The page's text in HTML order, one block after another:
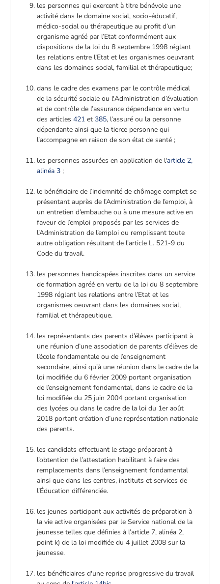
les personnes qui exercent à titre bénévole une
activité dans le domaine social, socio-éducatif,
médico-social ou thérapeutique au profit d’un
organisme agréé par l’Etat conformément aux
dispositions de la loi du 8 septembre 1998 réglant
les relations entre l’Etat et les organismes oeuvrant
dans les domaines social, familial et thérapeutique;
dans le cadre des examens par le contrôle médical
de la sécurité sociale ou l'Administration d’évaluation
et de contrôle de l’assurance dépendance en vertu
des articles421 et385, l’assuré ou la personne
dépendante ainsi que la tierce personne qui
l’accompagne en raison de son état de santé ;
les personnes assurées en application de l'article 2,
alinéa 3 ;
le bénéficiaire de l’indemnité de chômage complet se
présentant auprès de l’Administration de l’emploi, à
un entretien d’embauche ou à une mesure active en
faveur de l’emploi proposés par les services de
l’Administration de l’emploi ou remplissant toute
autre obligation résultant de l’article L. 521-9 du
Code du travail.
les personnes handicapées inscrites dans un service
de formation agréé en vertu de la loi du 8 septembre
1998 réglant les relations entre l’Etat et les
organismes oeuvrant dans les domaines social,
familial et thérapeutique.
les représentants des parents d’élèves participant à
une réunion d’une association de parents d’élèves de
l’école fondamentale ou de l’enseignement
secondaire, ainsi qu’à une réunion dans le cadre de la
loi modifiée du 6 février 2009 portant organisation
de l’enseignement fondamental, dans le cadre de la
loi modifiée du 25 juin 2004 portant organisation
des lycées ou dans le cadre de la loi du 1er août
2018 portant création d’une représentation nationale
des parents.
les candidats effectuant le stage préparant à
l’obtention de l’attestation habilitant à faire des
remplacements dans l’enseignement fondamental
ainsi que dans les centres, instituts et services de
l’Éducation différenciée.
les jeunes participant aux activités de préparation à
la vie active organisées par le Service national de la
jeunesse telles que définies à l’article 7, alinéa 2,
point k) de la loi modifiée du 4 juillet 2008 sur la
jeunesse.
les bénéficiaires d'une reprise progressive du travail